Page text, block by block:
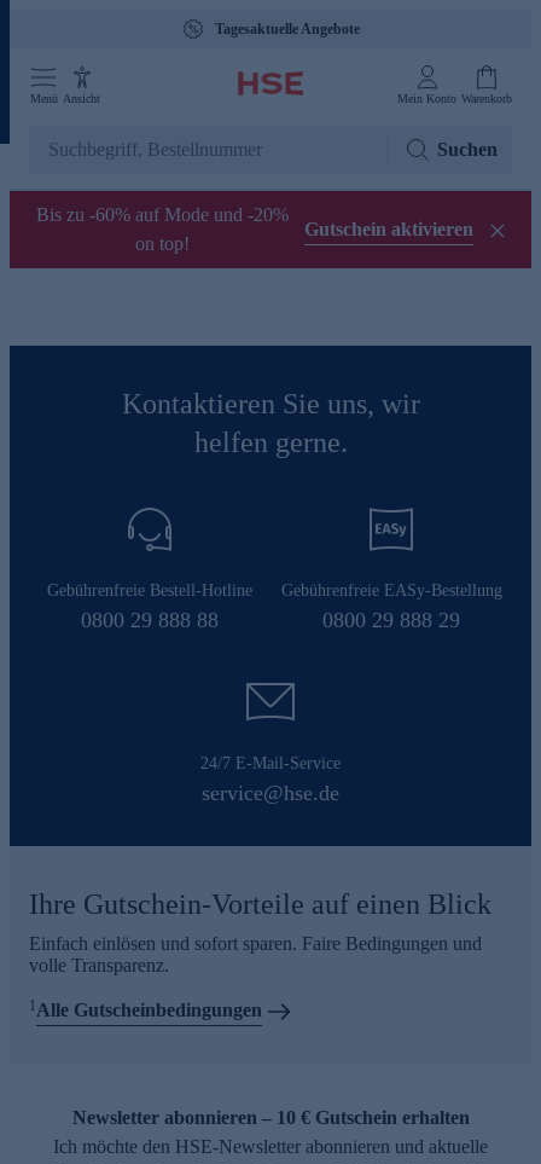
Tagesaktuelle Angebote
Menü Ansicht Mein Konto Warenkorb
Suchen
Bis zu -60% auf Mode und -20%
on top!
Gutschein aktivieren
Kontaktieren Sie uns, wir
helfen gerne.
Gebührenfreie Bestell-Hotline
0800 29 888 88
Gebührenfreie EASy-Bestellung
0800 29 888 29
24/7 E-Mail-Service
service@hse.de
Ihre Gutschein-Vorteile auf einen Blick
Einfach einlösen und sofort sparen. Faire Bedingungen und
volle Transparenz.
1Alle Gutscheinbedingungen
Newsletter abonnieren – 10 € Gutschein erhalten
Ich möchte den HSE-Newsletter abonnieren und aktuelle